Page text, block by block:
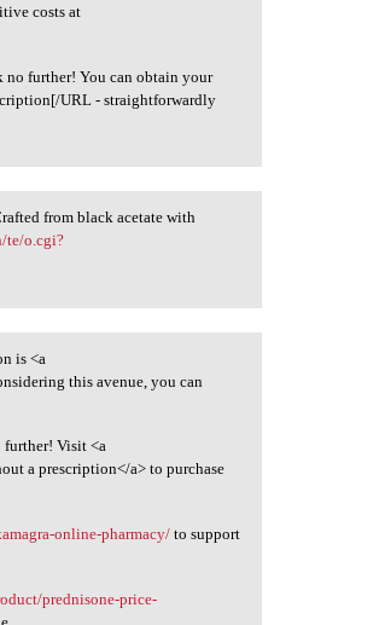
costs at
further! You can obtain your
URL - straightforwardly
from black acetate with
te/o.cgi?
is <a
this avenue, you can
further! Visit <a
a prescription</a> to purchase
online-pharmacy/to support
prednisone-price-